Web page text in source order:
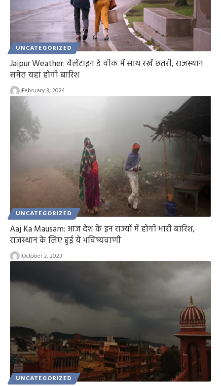
UNCATEGORIZED
Jaipur Weather: वैलेंटाइन डे वीक में साथ रखें छतरी, राजस्थान
समेत यहां होगी बारिश
February 3, 2024
UNCATEGORIZED
Aaj Ka Mausam: आज देश के इन राज्यों में होगी भारी बारिश,
राजस्थान के लिए हुई ये भविष्यवाणी
October 2, 2023
UNCATEGORIZED